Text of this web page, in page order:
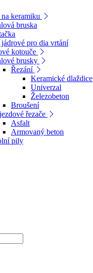
keramiku
bruska
pro dia vrtání
kotouče
brusky
Řezání
Keramické dlaždice
Univerzal
Železobeton
Broušení
řezače
Asfalt
Armovaný beton
pily